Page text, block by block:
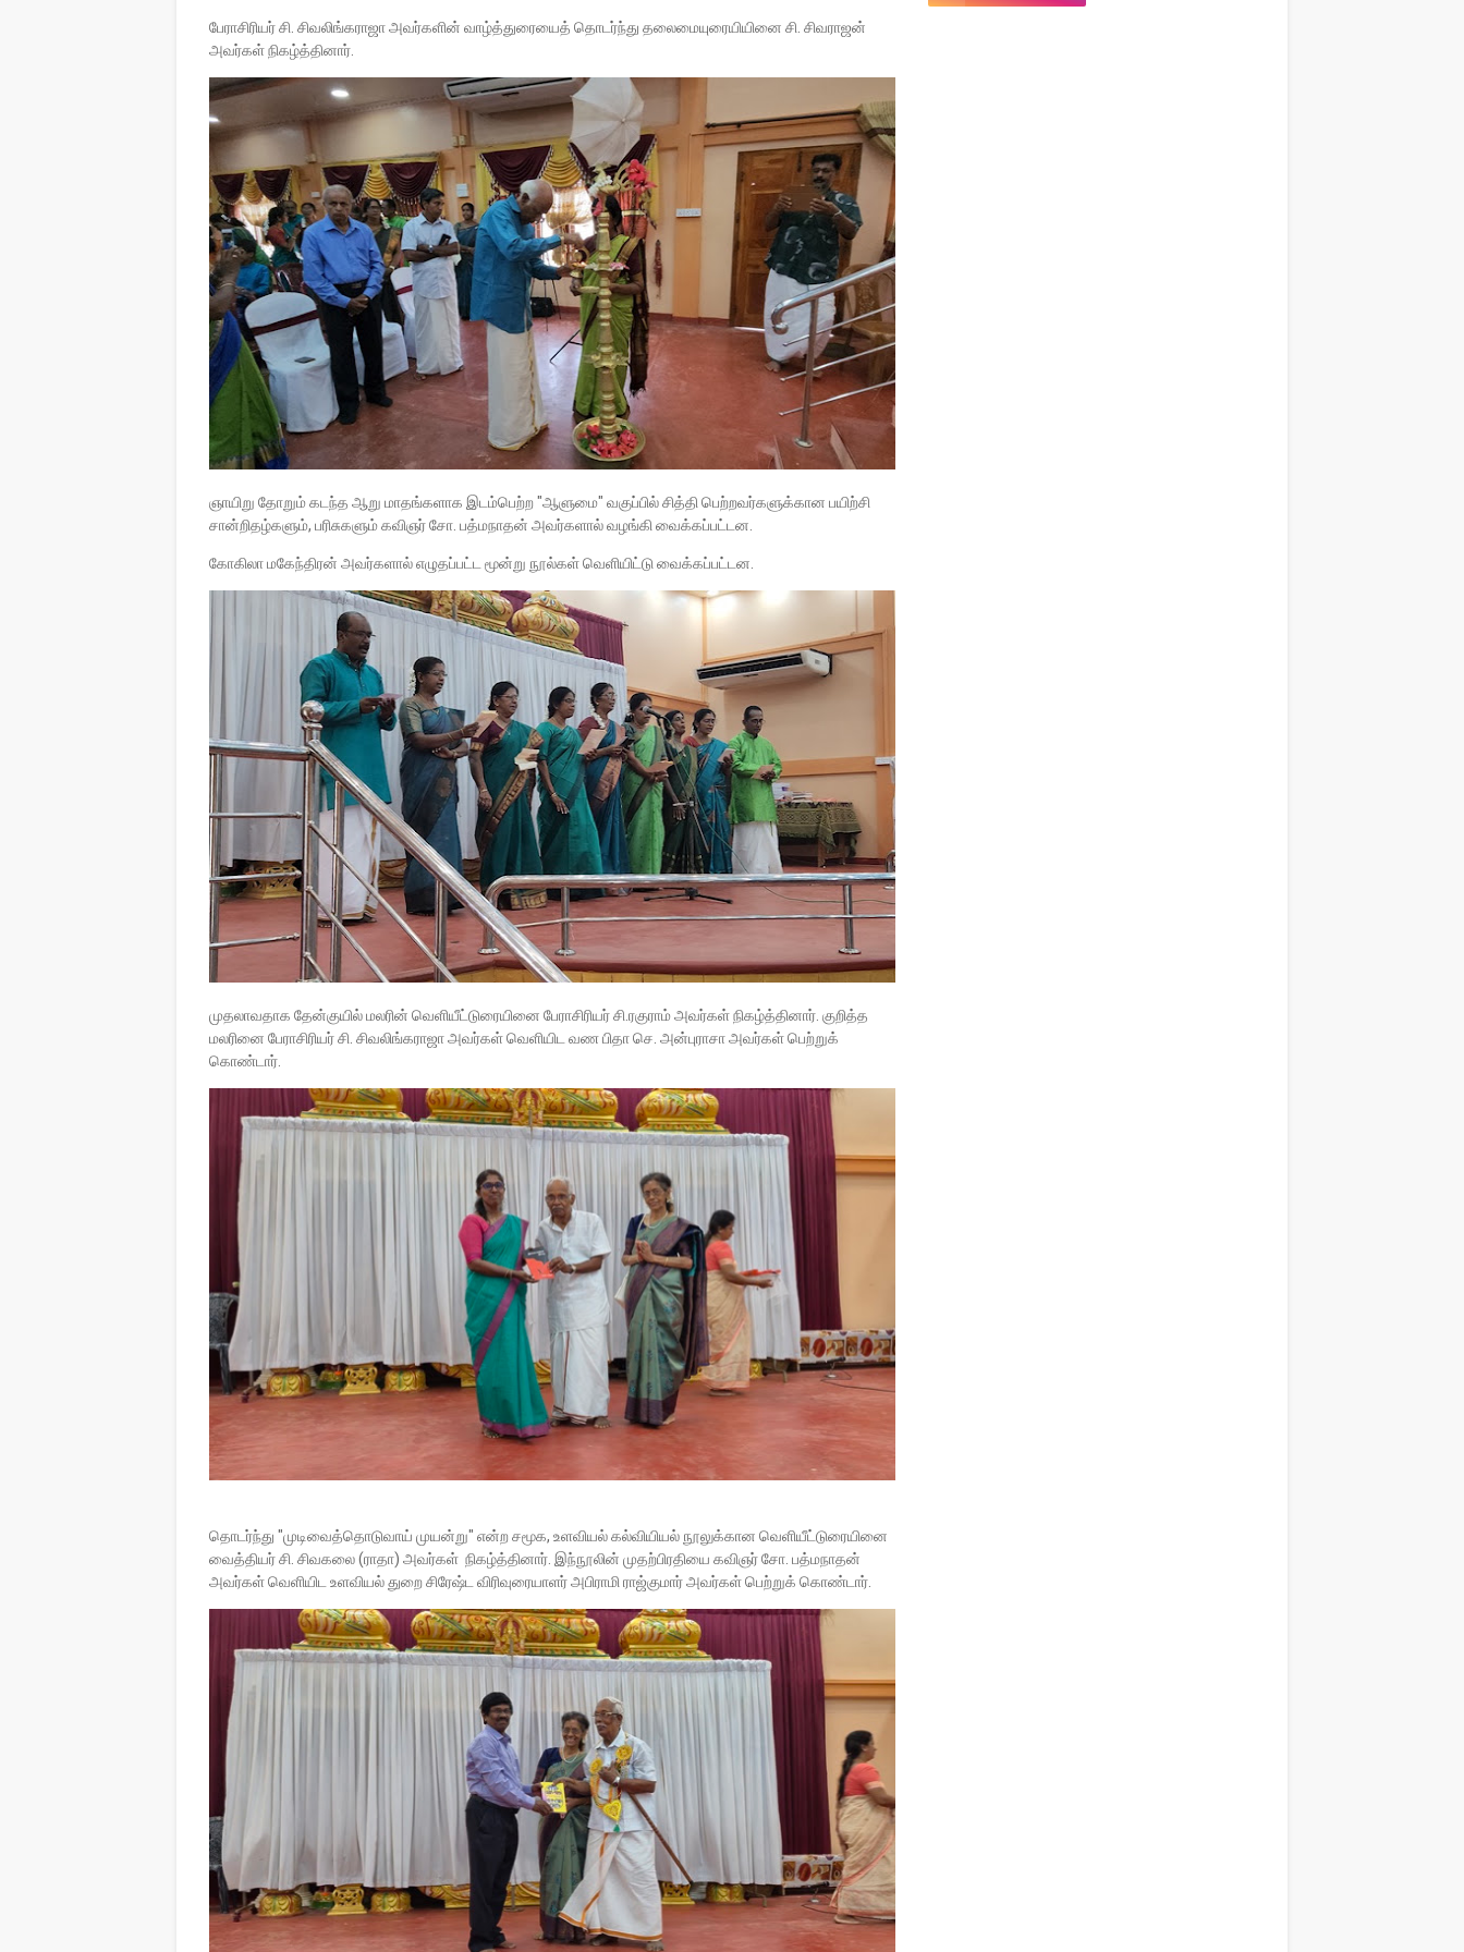
பேராசிரியர் சி. சிவலிங்கராஜா அவர்களின் வாழ்த்துரையைத் தொடர்ந்து தலைமையுரையியினை சி. சிவராஜன்
அவர்கள் நிகழ்த்தினார்.
ஞாயிறு தோறும் கடந்த ஆறு மாதங்களாக இடம்பெற்ற "ஆளுமை" வகுப்பில் சித்தி பெற்றவர்களுக்கான பயிற்சி
சான்றிதழ்களும், பரிசுகளும் கவிஞர் சோ. பத்மநாதன் அவர்களால் வழங்கி வைக்கப்பட்டன.
கோகிலா மகேந்திரன் அவர்களால் எழுதப்பட்ட மூன்று நூல்கள் வெளியிட்டு வைக்கப்பட்டன.
முதலாவதாக தேன்குயில் மலரின் வெளியீட்டுரையினை பேராசிரியர் சி.ரகுராம் அவர்கள் நிகழ்த்தினார். குறித்த
மலரினை பேராசிரியர் சி. சிவலிங்கராஜா அவர்கள் வெளியிட வண பிதா செ. அன்புராசா அவர்கள் பெற்றுக்
கொண்டார்.
தொடர்ந்து "முடிவைத்தொடுவாய் முயன்று" என்ற சமூக, உளவியல் கல்வியியல் நூலுக்கான வெளியீட்டுரையினை
வைத்தியர் சி. சிவகலை (ராதா) அவர்கள் நிகழ்த்தினார். இந்நூலின் முதற்பிரதியை கவிஞர் சோ. பத்மநாதன்
அவர்கள் வெளியிட உளவியல் துறை சிரேஷ்ட விரிவுரையாளர் அபிராமி ராஜ்குமார் அவர்கள் பெற்றுக் கொண்டார்.